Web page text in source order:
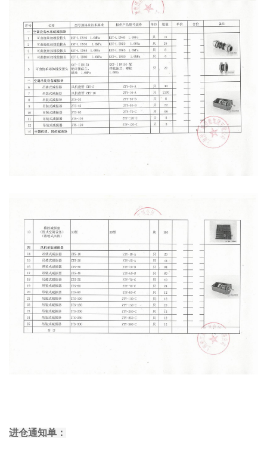
进仓通知单：